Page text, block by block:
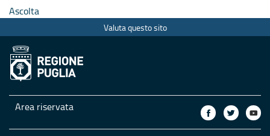
Ascolta
Valuta questo sito
Area riservata